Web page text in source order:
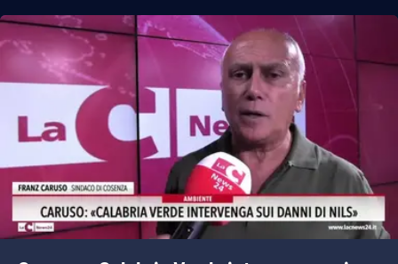
RUBRICHE
Good Morning Vietnam
Parchi Marini Calabria
Leggendo Alvaro insieme
Imprese Di Calabria